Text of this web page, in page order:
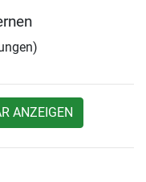
ANZEIGEN